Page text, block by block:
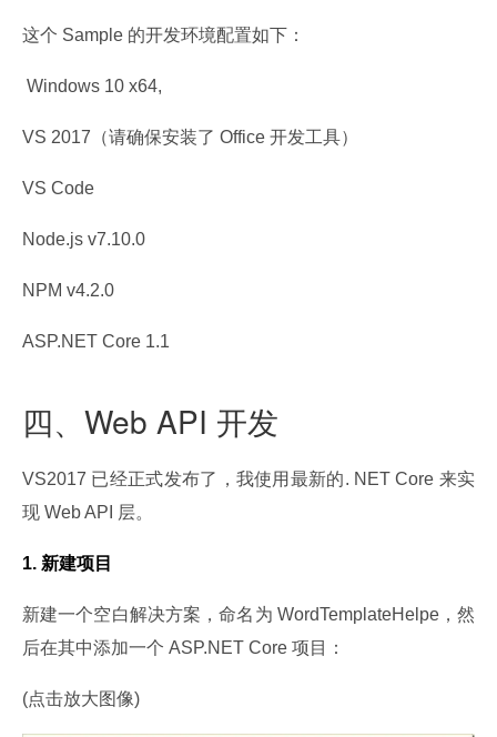
这个 Sample 的开发环境配置如下：
Windows 10 x64,
VS 2017（请确保安装了 Office 开发工具）
VS Code
Node.js v7.10.0
NPM v4.2.0
ASP.NET Core 1.1
四、Web API 开发
VS2017 已经正式发布了，我使用最新的. NET Core 来实
现 Web API 层。
1. 新建项目
新建一个空白解决方案，命名为 WordTemplateHelpe，然
后在其中添加一个 ASP.NET Core 项目：
(点击放大图像)